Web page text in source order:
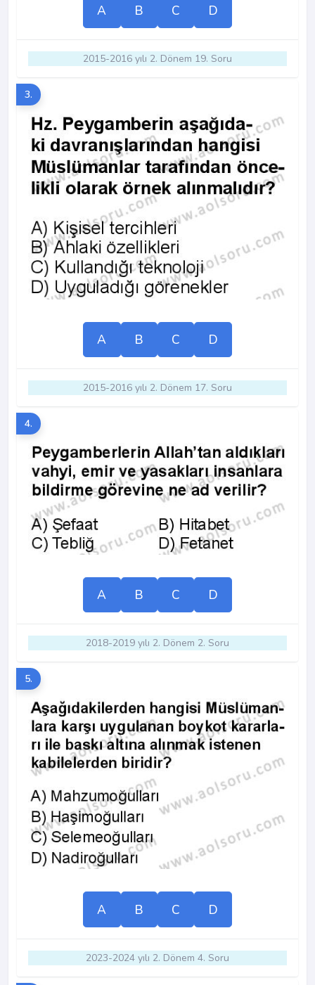
A B C D
2015-2016 yılı 2. Dönem 19. Soru
3.
A B C D
2015-2016 yılı 2. Dönem 17. Soru
4.
A B C D
2018-2019 yılı 2. Dönem 2. Soru
5.
A B C D
2023-2024 yılı 2. Dönem 4. Soru